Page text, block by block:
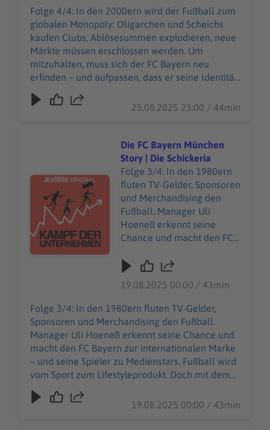
neu erfinden – und
aufpassen, dass er seine
Identität nicht verkauft. Und
als Uli Hoeneß wegen
Steuerhinterziehung vor
Gericht steht, steht auch
kann der FC Bayern noch
allgemeinen
Datenschutzrichtlinien
finden Sie unter
https://art19.com/privacy.
Die Datenschutzrichtlinien
für Kalifornien sind unter
https://art19.com/privacy#
do-not-sell-my-info
Folge 4/4: In den 2000ern wird der Fußball zum
globalen Monopoly: Oligarchen und Scheichs
kaufen Clubs, Ablösesummen explodieren, neue
Märkte müssen erschlossen werden. Um
mitzuhalten, muss sich der FC Bayern neu
erfinden – und aufpassen, dass er seine Identität
nicht verkauft. Und als Uli Hoeneß wegen
Steuerhinterziehung vor Gericht steht, steht auch
Unsere allgemeinen Datenschutzrichtlinien
finden Sie unter https://art19.com/privacy. Die
Datenschutzrichtlinien für Kalifornien sind unter
https://art19.com/privacy#do-not-sell-my-info
abrufbar.
25.08.2025 23:00 / 44min
Audiotitel - Die FC Bayern München Story | Die
Die FC Bayern München
Story | Die Schickeria
Folge 3/4: In den 1980ern
fluten TV-Gelder, Sponsoren
und Merchandising den
Fußball. Manager Uli
Hoeneß erkennt seine
Chance und macht den FC
Marke – und seine Spieler
wird vom Sport zum
Lifestyleprodukt. Doch mit
dem Glamour kommt der
Zerfall: die Spieler
bekriegen sich
untereinander, die Trainer
wüten vor der Presse, der
Verein droht zu zerreißen.
lernen, dass Marketing
19.08.2025 00:00 / 43min
Folge 3/4: In den 1980ern fluten TV-Gelder,
Sponsoren und Merchandising den Fußball.
Manager Uli Hoeneß erkennt seine Chance und
macht den FC Bayern zur internationalen Marke
– und seine Spieler zu Medienstars. Fußball wird
vom Sport zum Lifestyleprodukt. Doch mit dem
Glamour kommt der Zerfall: die Spieler
bekriegen sich untereinander, die Trainer wüten
19.08.2025 00:00 / 43min